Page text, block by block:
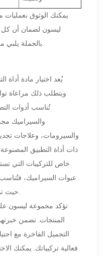
يمكنك الوثوق بعمليات
ليسون لضمان أن كل
بالجملة يلبي معايير عالية للسلامة وطول العمر.
يُعد اختيار مادة أداة
ويتطلب ذلك مراعاة
تُناسب أدوات
والسيراميك
والسيرومات، وعلاجات
ذات أداة التطبيق
خاص للتركيبات التي
عبوات السيراميك،
حيث توفر تطبيقًا لطيفًا يقلل من التهيج.
تؤكد مجموعة ليسون
المنتجات. تضمن
التجميل الفاخرة مع
فعالية تركيباتك. يمكنك